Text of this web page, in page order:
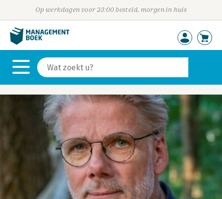
Op werkdagen voor 23:00 besteld, morgen in huis